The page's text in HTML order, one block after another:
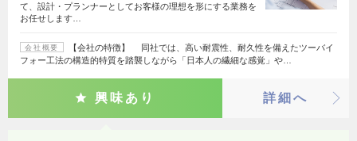
て、設計・プランナーとしてお客様の理想を形にする業務を
お任せします…
会社概要
【会社の特徴】 同社では、高い耐震性、耐久性を備えたツーバイ
フォー工法の構造的特質を踏襲しながら「日本人の繊細な感覚」や…
興味あり 詳細へ